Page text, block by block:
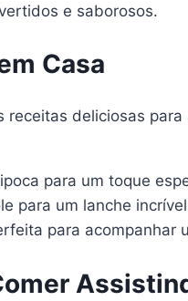
e saborosos.
Casa
deliciosas
para um toque
para um lanche
para acompanhar